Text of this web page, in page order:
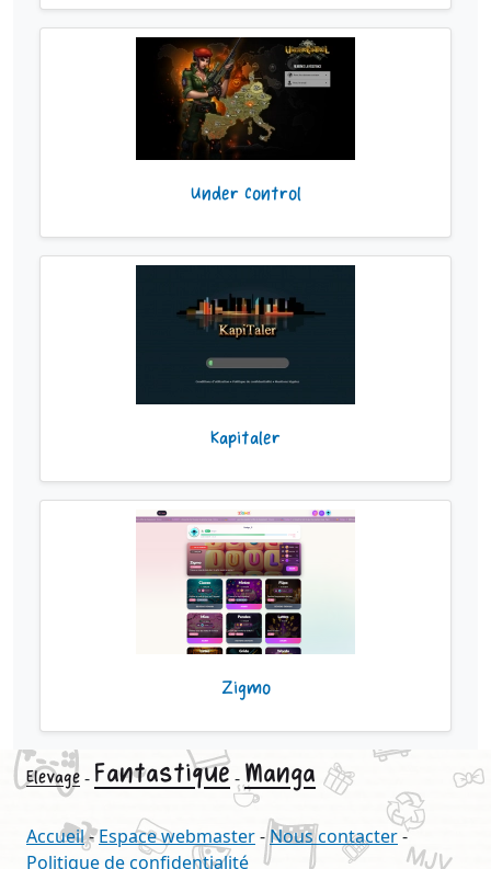
Under Control
Kapitaler
Zigmo
Elevage- Fantastique- Manga
Accueil-Espace webmaster-Nous contacter-
Politique de confidentialité